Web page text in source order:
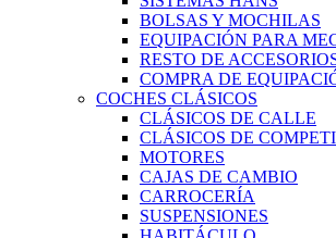
BOLSAS Y MOCHILAS
EQUIPACIÓN PARA
RESTO DE
COMPRA DE
COCHES CLÁSICOS
CLÁSICOS DE CALLE
CLÁSICOS DE
MOTORES
CAJAS DE CAMBIO
CARROCERÍA
SUSPENSIONES